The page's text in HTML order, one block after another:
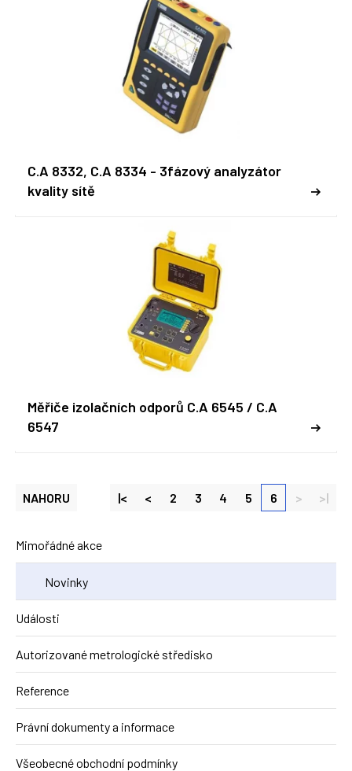
Mimořádné akce
Novinky
Události
Autorizované metrologické středisko
Reference
Právní dokumenty a informace
Všeobecné obchodní podmínky
C.A 8332, C.A 8334 - 3fázový analyzátor
kvality sítě
Měřiče izolačních odporů C.A 6545 / C.A
6547
NAHORU |< < 2 3 4 5 6 > >|